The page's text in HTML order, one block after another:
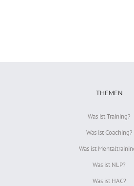
THEMEN
Was ist Training?
Was ist Coaching?
Was ist
Was ist NLP?
Was ist HAC?